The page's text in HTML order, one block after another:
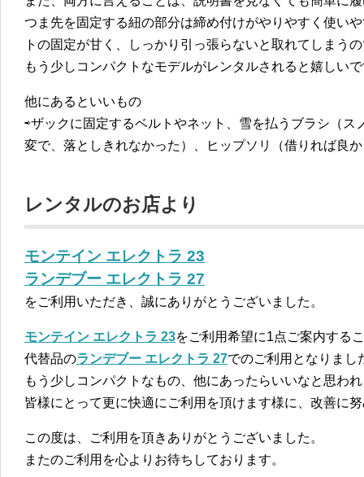
つま先を固定する紐の部分は締め付けがやりやすく使い
トの固定が甘く、しっかり引っ張らないと取れてしまう
もう少しコンパクトなモデルがレンタルされると嬉しい
他にあるといいもの
⇨ザックに固定するベルトやネット、雪を払うブラシ（ス
変で、落としきれなかった）、ヒップソリ（借りれば良
レンタルのお店より
モンテイン エレクトラ 23
ランデブー エレクトラ 27
をご利用いただき、誠にありがとうございました。
モンテイン エレクトラ 23をご利用希望に1点ご案内する
代替品のランデブー エレクトラ 27でのご利用となりまし
もう少しコンパクトなもの、他にあったらいいなと思わ
皆様にとって更に快適にご利用を頂けます様に、改善に
この度は、ご利用を頂きありがとうございました。
またのご利用を心よりお待ちしております。